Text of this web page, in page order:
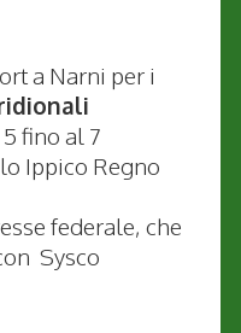
a Narni per i
fino al 7
Ippico Regno
federale, che
Sysco